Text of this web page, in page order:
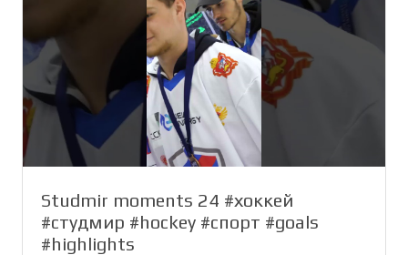
Studmir moments 24 #хоккей
#студмир #hockey #спорт #goals
#highlights